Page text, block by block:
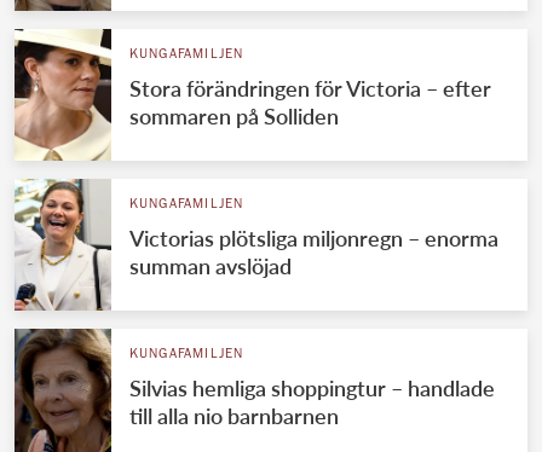
KUNGAFAMILJEN
Stora förändringen för Victoria – efter
sommaren på Solliden
KUNGAFAMILJEN
Victorias plötsliga miljonregn – enorma
summan avslöjad
KUNGAFAMILJEN
Silvias hemliga shoppingtur – handlade
till alla nio barnbarnen